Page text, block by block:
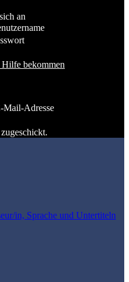
an
Hilfe bekommen
Mail-Adresse
in, Sprache und Untertiteln